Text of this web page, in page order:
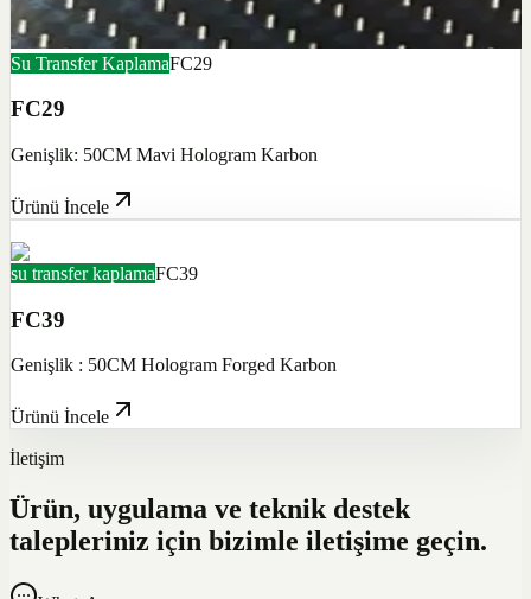
Su Transfer KaplamaFC29
FC29
Genişlik: 50CM Mavi Hologram Karbon
Ürünü İncele
su transfer kaplamaFC39
FC39
Genişlik : 50CM Hologram Forged Karbon
Ürünü İncele
İletişim
Ürün, uygulama ve teknik destek
talepleriniz için bizimle iletişime geçin.